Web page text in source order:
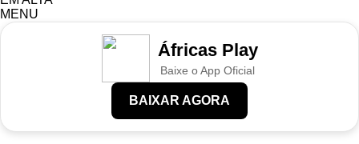
MENU
Áfricas Play
Baixe o App Oficial
BAIXAR AGORA